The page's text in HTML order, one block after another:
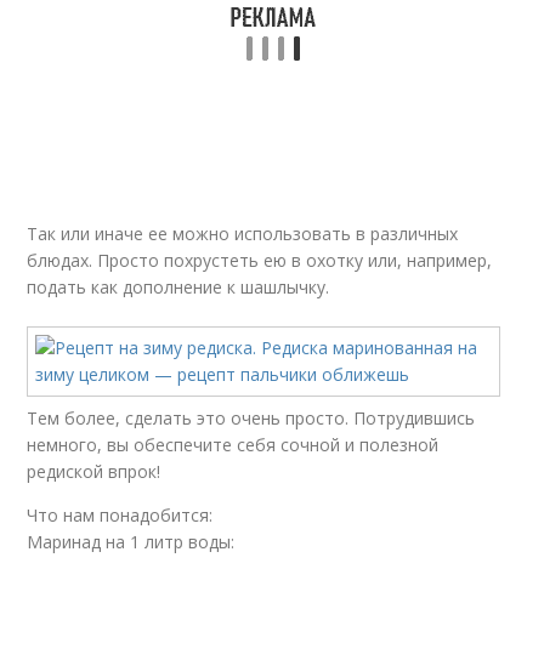
Так или иначе ее можно использовать в различных
блюдах. Просто похрустеть ею в охотку или, например,
подать как дополнение к шашлычку.
Тем более, сделать это очень просто. Потрудившись
немного, вы обеспечите себя сочной и полезной
редиской впрок!
Что нам понадобится:
Маринад на 1 литр воды: